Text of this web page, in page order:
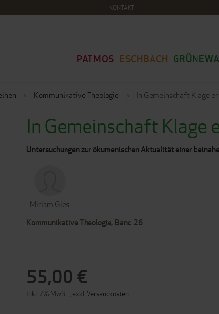
KONTAKT
PATMOS ESCHBACH
Kommunikative Theologie In Gemeinschaft Klage
In Gemeinschaft Klage
Untersuchungen zur ökumenischen Aktualität einer
Miriam Gies
Kommunikative Theologie, Band 26
55,00 €
Inkl. 7% MwSt. , exkl. Versandkosten